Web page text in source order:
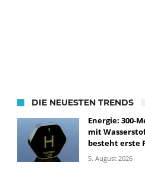
DIE NEUESTEN TRENDS
Energie: 300-
mit
besteht erste
5. August 2026